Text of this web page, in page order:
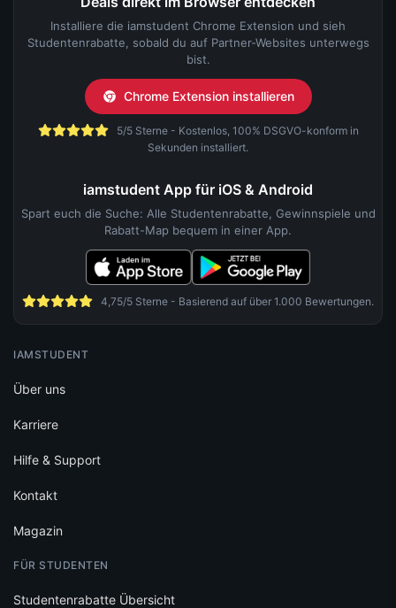
Installiere die iamstudent Chrome Extension und sieh
Studentenrabatte, sobald du auf Partner-Websites unterwegs
bist.
Chrome Extension installieren
5/5 Sterne - Kostenlos, 100% DSGVO-konform in
Sekunden installiert.
iamstudent App für iOS & Android
Spart euch die Suche: Alle Studentenrabatte, Gewinnspiele und
Rabatt-Map bequem in einer App.
4,75/5 Sterne - Basierend auf über 1.000 Bewertungen.
IAMSTUDENT
Über uns
Karriere
Hilfe & Support
Kontakt
Magazin
FÜR STUDENTEN
Studentenrabatte Übersicht